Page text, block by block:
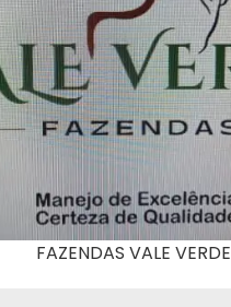
FAZENDAS VALE VERDE